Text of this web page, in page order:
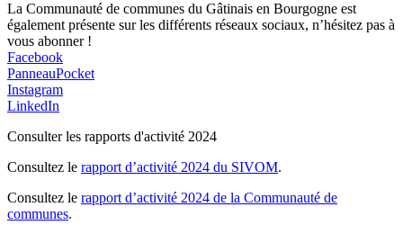
La Communauté de communes du Gâtinais en Bourgogne est
également présente sur les différents réseaux sociaux, n’hésitez pas à
vous abonner !
Facebook
PanneauPocket
Instagram
LinkedIn
Consulter les rapports d'activité 2024
Consultez le rapport d’activité 2024 du SIVOM.
Consultez le rapport d’activité 2024 de la Communauté de
communes.